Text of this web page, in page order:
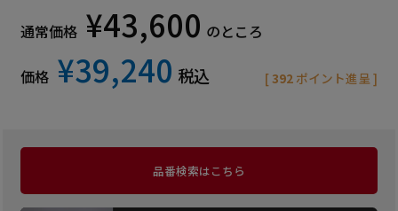
通常価格 ¥43,600 のところ
価格 ¥39,240 税込 [392 ポイント進呈 ]
品番検索はこちら